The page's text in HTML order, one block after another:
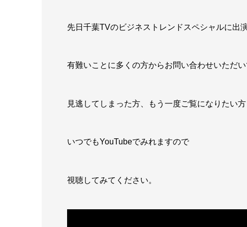
先日千葉TVのビジネストレンドスペシャルに出
有難いことに多くの方からお問い合わせいただい
見逃してしまった方、もう一度ご覧になりたい方
いつでもYouTubeでみれますので
視聴してみてください。